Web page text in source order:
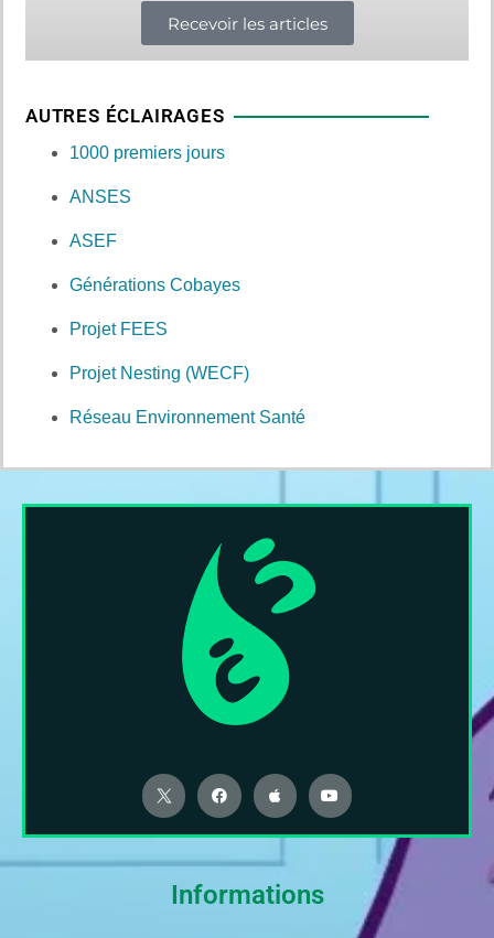
Recevoir les articles
AUTRES ÉCLAIRAGES
1000 premiers jours
ANSES
ASEF
Générations Cobayes
Projet FEES
Projet Nesting (WECF)
Réseau Environnement Santé
Informations